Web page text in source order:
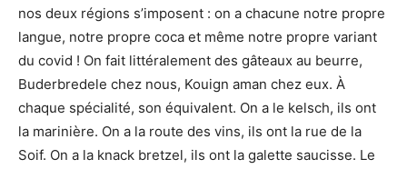
nos deux régions s’imposent : on a chacune notre propre
langue, notre propre coca et même notre propre variant
du covid ! On fait littéralement des gâteaux au beurre,
Buderbredele chez nous, Kouign aman chez eux. À
chaque spécialité, son équivalent. On a le kelsch, ils ont
la marinière. On a la route des vins, ils ont la rue de la
Soif. On a la knack bretzel, ils ont la galette saucisse. Le